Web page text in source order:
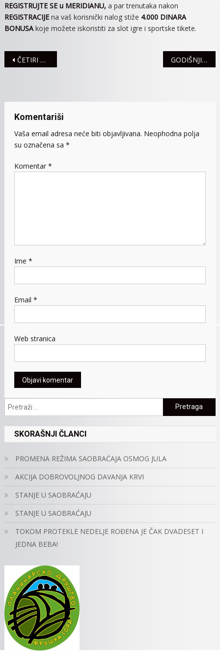
REGISTRUJTE SE u MERIDIANU, a par trenutaka nakon
REGISTRACIJEna vaš korisnički nalog stiže 4.000 DINARA
BONUSAkoje možete iskoristiti za slot igre i sportske tikete.
Navigacija
ČETIRI SAOBRAĆAJNE NEZGODE OD JUČE GODIŠNJICA MASOVNOG UBISTVA U OŠ “VLADISLAV RIBNIKAR”
Komentariši
Vaša email adresa neće biti objavljivana. Neophodna polja
su označena sa *
Komentar *
Ime *
Email *
Web stranica
Pretraga:
SKORAŠNJI ČLANCI
PROMENA REŽIMA SAOBRAĆAJA OSMOG JULA
AKCIJA DOBROVOLJNOG DAVANJA KRVI
STANJE U SAOBRAĆAJU
STANJE U SAOBRAĆAJU
TOKOM PROTEKLE NEDELJE ROĐENA JE ČAK DVADESET I
JEDNA BEBA!